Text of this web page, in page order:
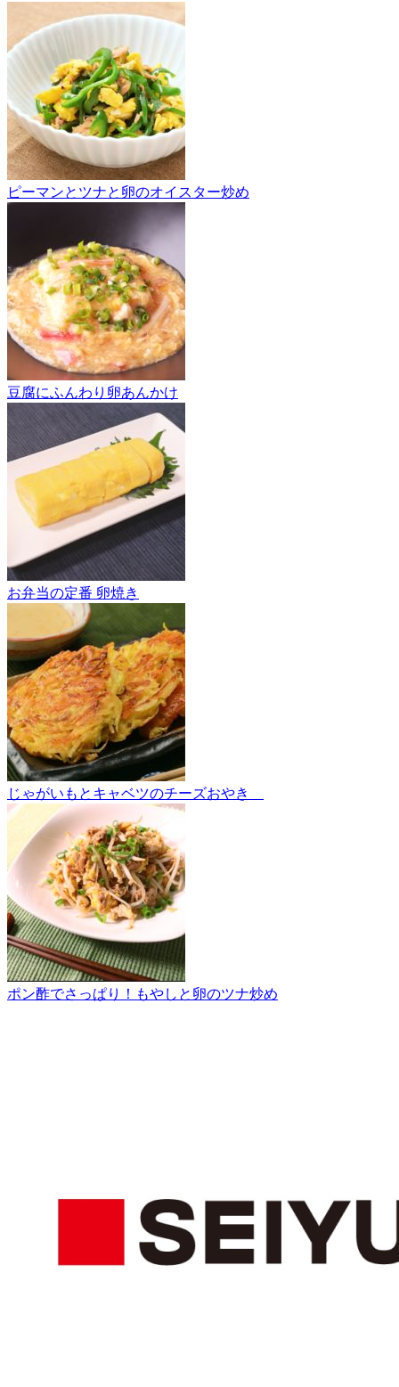
ピーマンとツナと卵のオイスター炒め
豆腐にふんわり卵あんかけ
お弁当の定番 卵焼き
じゃがいもとキャベツのチーズおやき
ポン酢でさっぱり！もやしと卵のツナ炒め